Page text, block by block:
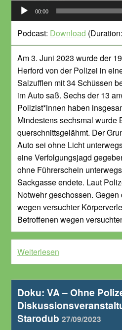
Audio-
Player
00:00
Podcast: Download
Am 3. Juni 2023 wurde der
Herford von der Polizei in
Salzufflen mit 34 Schüssen
im Auto saß. Sechs der 13
Polizist*innen haben
Mindestens sechsmal wurde
querschnittsgelähmt. Der
Auto sei ohne Licht
eine Verfolgungsjagd
ohne Führerschein
Sackgasse endete. Laut
Notwehr geschossen.
wegen versuchter
Betroffenen wegen
Weiterlesen
Doku: VA – Ohne
Starodub 27/09/2023